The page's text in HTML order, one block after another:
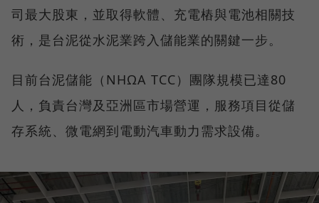
司最大股東，並取得軟體、充電樁與電池相關技
術，是台泥從水泥業跨入儲能業的關鍵一步。
目前台泥儲能（NHΩA TCC）團隊規模已達80
人，負責台灣及亞洲區市場營運，服務項目從儲
存系統、微電網到電動汽車動力需求設備。